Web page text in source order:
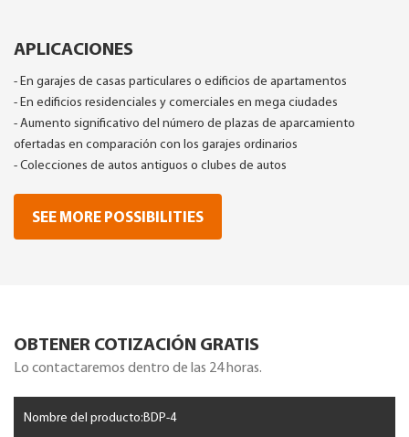
APLICACIONES
- En garajes de casas particulares o edificios de apartamentos
- En edificios residenciales y comerciales en mega ciudades
- Aumento significativo del número de plazas de aparcamiento
ofertadas en comparación con los garajes ordinarios
- Colecciones de autos antiguos o clubes de autos
SEE MORE POSSIBILITIES
OBTENER COTIZACIÓN GRATIS
Lo contactaremos dentro de las 24 horas.